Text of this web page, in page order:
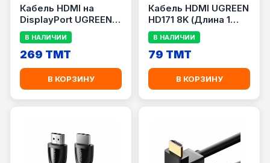
Кабель HDMI на
DisplayPort UGREEN
HD169 4K (Длина 2
метра / 4K@60Hz)
В НАЛИЧИИ
269 TMT
В КОРЗИНУ
Кабель HDMI UGREEN
HD171 8K (Длина 1
метр)
В НАЛИЧИИ
79 TMT
В КОРЗИНУ